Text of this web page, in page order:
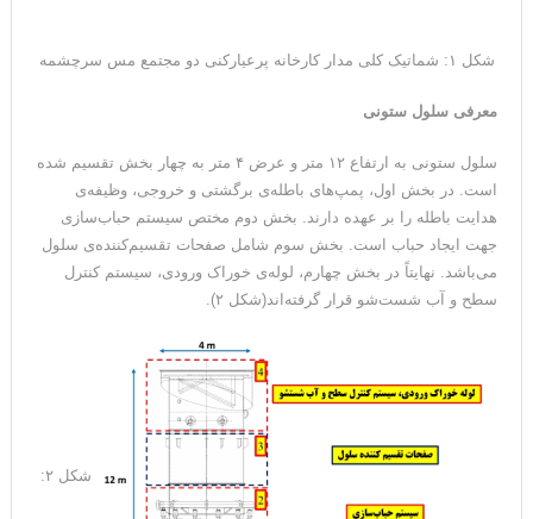
شکل ۱: شماتیک کلی مدار کارخانه پرعیارکنی دو مجتمع مس سرچشمه
معرفی سلول ستونی
سلول ستونی به ارتفاع ۱۲ متر و عرض ۴ متر به چهار بخش تقسیم شده
است. در بخش اول، پمپ‌های باطله‌ی برگشتی و خروجی، وظیفه‌ی
هدایت باطله را بر عهده دارند. بخش دوم مختص سیستم حباب‌سازی
جهت ایجاد حباب است. بخش سوم شامل صفحات تقسیم‌کننده‌ی سلول
می‌باشد. نهایتاً در بخش چهارم، لوله‌ی خوراک ورودی، سیستم کنترل
سطح و آب شست‌شو قرار گرفته‌اند(شکل ۲).
شکل ۲: